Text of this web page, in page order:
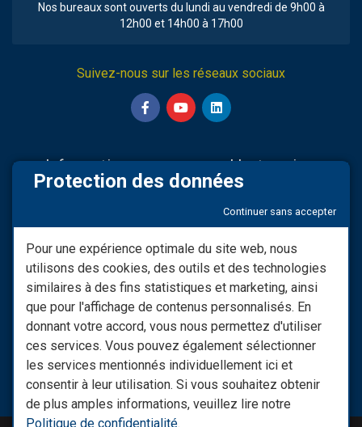
Nos bureaux sont ouverts du lundi au vendredi de 9h00 à
12h00 et 14h00 à 17h00
Suivez-nous sur les réseaux sociaux
Informations
Modifier consentement RGPD
Conditions générales de
vente
Les Moyens De Paiement
Nous Contacter
Retrouvez notre site spécial
L'entreprise
Qui Sommes-nous
Infos LIVRAISON
Besoin d'informations ?
Protection des données
Continuer sans accepter
Pour une expérience optimale du site web, nous
utilisons des cookies, des outils et des technologies
similaires à des fins statistiques et marketing, ainsi
que pour l'affichage de contenus personnalisés. En
donnant votre accord, vous nous permettez d'utiliser
ces services. Vous pouvez également sélectionner
les services mentionnés individuellement ici et
consentir à leur utilisation. Si vous souhaitez obtenir
de plus amples informations, veuillez lire notre
Politique de confidentialité.